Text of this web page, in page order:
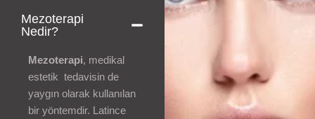
Mezoterapi
Nedir?
Mezoterapi, medikal
estetik tedavisin de
yaygın olarak kullanılan
bir yöntemdir. Latince